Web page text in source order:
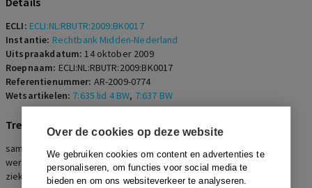
Over de cookies op deze website
We gebruiken cookies om content en advertenties te
personaliseren, om functies voor social media te
bieden en om ons websiteverkeer te analyseren.
ECLI: ECLI:NL:RBUTR:2009:BK0017
Instantie: Rechtbank Midden-Nederland
Uitspraakdatum:14 oktober 2009
Roepnaam: ECLI:NL:RBUTR:2009:BK0017
Referentienummer: AR-2009-0774
Wetsartikelen: 7:635 lid 4 BW, 7:637 BW
Trefwoorden
samenloop vakantieverlof en ziekte, Schultz Hoff, horizontale
werking, goed werkgeverschap, opbouw vakantiedagen tijdens
ziekte